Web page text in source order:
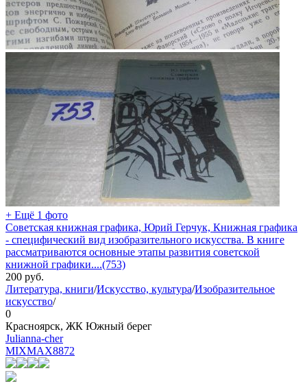
+ Ещё 1 фото
Советская книжная графика, Юрий Герчук, Книжная графика
- специфический вид изобразительного искусства. В книге
рассматриваются основные этапы развития советской
книжной графики....(753)
200 руб.
Литература, книги/Искусство, культура/Изобразительное
искусство/
0
Красноярск, ЖК Южный берег
Julianna-cher
MIXMAX8872